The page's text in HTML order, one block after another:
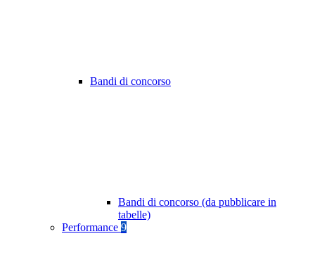
Bandi di concorso
Bandi di concorso (da pubblicare in
tabelle)
Performance 9